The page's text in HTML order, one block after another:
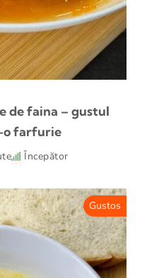
de faina – gustul
farfurie
Începător
Gustos